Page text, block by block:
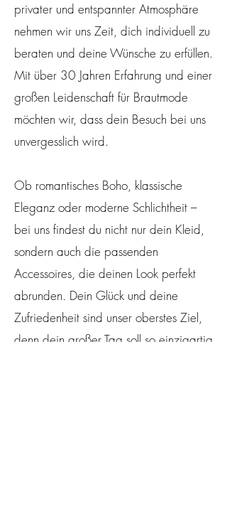
privater und entspannter Atmosphäre
nehmen wir uns Zeit, dich individuell zu
beraten und deine Wünsche zu erfüllen.
Mit über 30 Jahren Erfahrung und einer
großen Leidenschaft für Brautmode
möchten wir, dass dein Besuch bei uns
unvergesslich wird.
Ob romantisches Boho, klassische
Eleganz oder moderne Schlichtheit –
bei uns findest du nicht nur dein Kleid,
sondern auch die passenden
Accessoires, die deinen Look perfekt
abrunden. Dein Glück und deine
Zufriedenheit sind unser oberstes Ziel,
denn dein großer Tag soll so einzigartig